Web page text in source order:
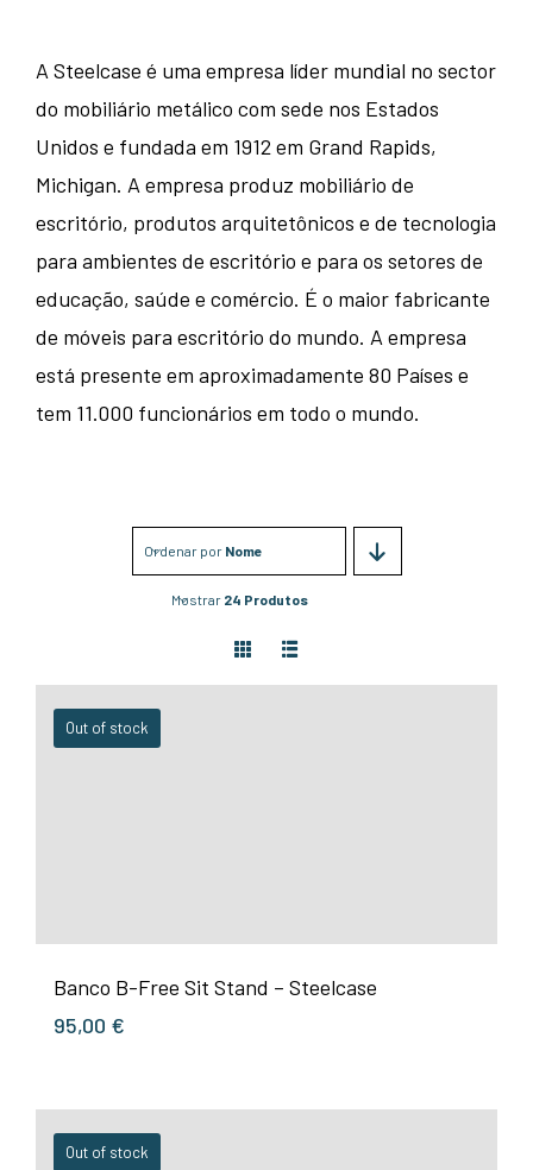
A Steelcase é uma empresa líder mundial no sector
do mobiliário metálico com sede nos Estados
Unidos e fundada em 1912 em Grand Rapids,
Michigan. A empresa produz mobiliário de
escritório, produtos arquitetônicos e de tecnologia
para ambientes de escritório e para os setores de
educação, saúde e comércio. É o maior fabricante
de móveis para escritório do mundo. A empresa
está presente em aproximadamente 80 Países e
tem 11.000 funcionários em todo o mundo.
Ordenar por Nome
Mostrar 24 Produtos
Out of stock
Banco B-Free Sit Stand – Steelcase
95,00 €
Out of stock